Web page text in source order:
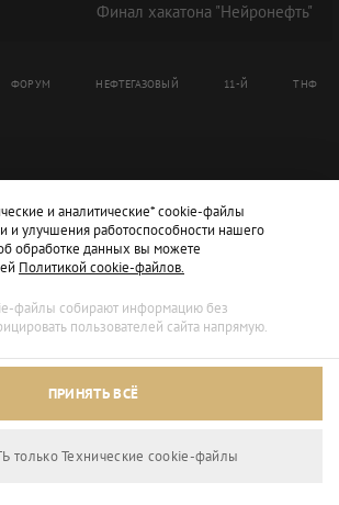
Финал хакатона "Нейронефть"
ФОРУМ НЕФТЕГАЗОВЫЙ 11-Й ТНФ
и аналитические* cookie-файлы
и улучшения работоспособности нашего
обработке данных вы можете
Политикой cookie-файлов.
файлы собирают информацию без
пользователей сайта напрямую.
ПРИНЯТЬ ВСЁ
только Технические сookie-файлы